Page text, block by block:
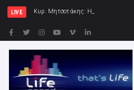
LIVE Κυρ. Μητσοτάκης: Η χώρα δεν